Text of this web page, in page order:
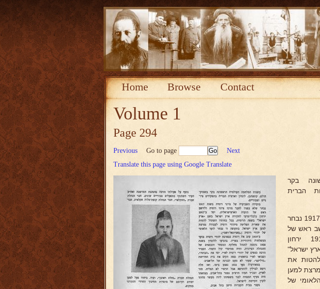
Home Browse Contact
Volume 1
Page 294
Previous Go to page
Next
Translate this page using Google Translate
בקר
הברית
בועידה השביעית של ציוני רוסיה בשנת 1917 נבחר
ראש של
הועדה הארצישראלית. יסד ב-1917 ירחון
ישראל"
את
למען
של